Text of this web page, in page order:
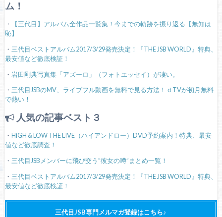
ム！
・
【三代目】アルバム全作品一覧集！今までの軌跡を振り返る【無知は
恥】
・ 三代目ベストアルバム2017/3/29発売決定！『THE JSB WORLD』特典、
最安値など徹底検証！
・ 岩田剛典写真集「アズーロ」（フォトエッセイ）が凄い。
・ 三代目JSBのMV、ライブフル動画を無料で見る方法！ｄTVが初月無料
で熱い！
人気の記事ベスト３
・ HiGH & LOW THE LIVE（ハイアンドロー）DVD予約案内！特典、最安
値など徹底調査！
・ 三代目JSBメンバーに飛び交う”彼女の噂”まとめ一覧！
・ 三代目ベストアルバム2017/3/29発売決定！『THE JSB WORLD』特典、
最安値など徹底検証！
三代目JSB専門メルマガ登録はこちら♪